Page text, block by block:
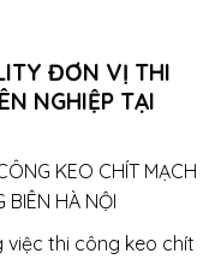
ĐƠN VỊ THI
NGHIỆP TẠI
thi công keo chít